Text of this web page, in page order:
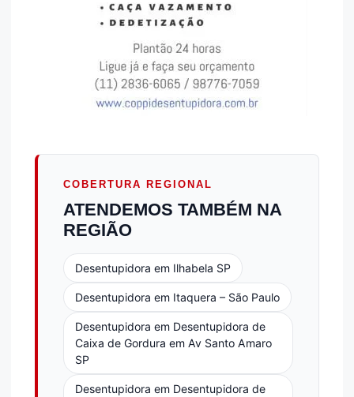
COBERTURA REGIONAL
ATENDEMOS TAMBÉM NA
REGIÃO
Desentupidora em Ilhabela SP
Desentupidora em Itaquera – São Paulo
Desentupidora em Desentupidora de
Caixa de Gordura em Av Santo Amaro
SP
Desentupidora em Desentupidora de